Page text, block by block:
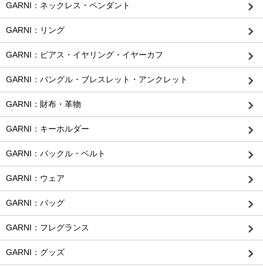
GARNI：ネックレス・ペンダント
GARNI：リング
GARNI：ピアス・イヤリング・イヤーカフ
GARNI：バングル・ブレスレット・アンクレット
GARNI：財布・革物
GARNI：キーホルダー
GARNI：バックル・ベルト
GARNI：ウェア
GARNI：バッグ
GARNI：フレグランス
GARNI：グッズ